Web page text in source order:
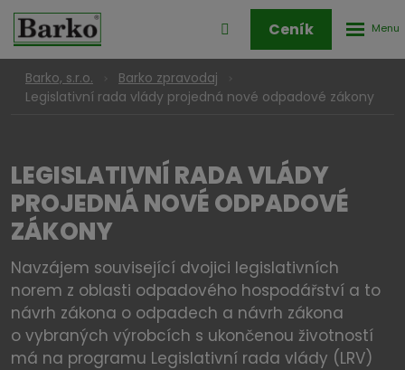
Přihlášení
zóny
Ceník
Barko, s.r.o.
Barko zpravodaj
Legislativní rada vlády projedná nové odpadové zákony
LEGISLATIVNÍ RADA VLÁDY
PROJEDNÁ NOVÉ ODPADOVÉ
ZÁKONY
Navzájem související dvojici legislativních
norem z oblasti odpadového hospodářství a to
návrh zákona o odpadech a návrh zákona
o vybraných výrobcích s ukončenou životností
má na programu Legislativní rada vlády (LRV)